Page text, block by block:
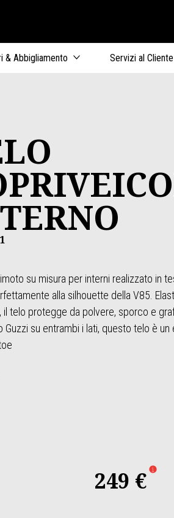
& Abbigliamento Servizi al Cliente
su misura per interni realizzato in
alla silhouette della V85.
il telo protegge da polvere, sporco e
Guzzi su entrambi i lati, questo telo è
249 €